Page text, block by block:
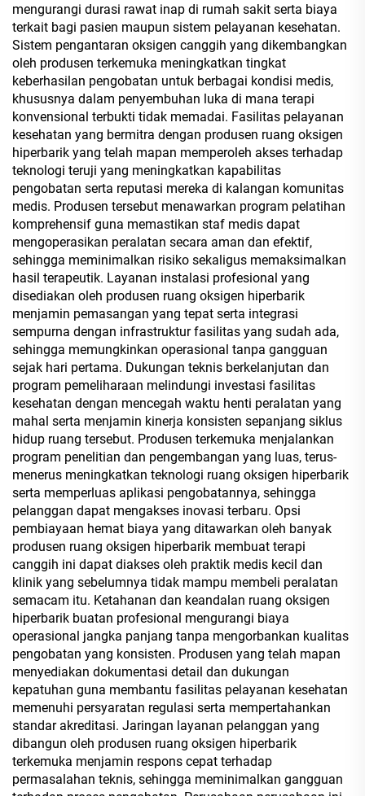
mengurangi durasi rawat inap di rumah sakit serta biaya
terkait bagi pasien maupun sistem pelayanan kesehatan.
Sistem pengantaran oksigen canggih yang dikembangkan
oleh produsen terkemuka meningkatkan tingkat
keberhasilan pengobatan untuk berbagai kondisi medis,
khususnya dalam penyembuhan luka di mana terapi
konvensional terbukti tidak memadai. Fasilitas pelayanan
kesehatan yang bermitra dengan produsen ruang oksigen
hiperbarik yang telah mapan memperoleh akses terhadap
teknologi teruji yang meningkatkan kapabilitas
pengobatan serta reputasi mereka di kalangan komunitas
medis. Produsen tersebut menawarkan program pelatihan
komprehensif guna memastikan staf medis dapat
mengoperasikan peralatan secara aman dan efektif,
sehingga meminimalkan risiko sekaligus memaksimalkan
hasil terapeutik. Layanan instalasi profesional yang
disediakan oleh produsen ruang oksigen hiperbarik
menjamin pemasangan yang tepat serta integrasi
sempurna dengan infrastruktur fasilitas yang sudah ada,
sehingga memungkinkan operasional tanpa gangguan
sejak hari pertama. Dukungan teknis berkelanjutan dan
program pemeliharaan melindungi investasi fasilitas
kesehatan dengan mencegah waktu henti peralatan yang
mahal serta menjamin kinerja konsisten sepanjang siklus
hidup ruang tersebut. Produsen terkemuka menjalankan
program penelitian dan pengembangan yang luas, terus-
menerus meningkatkan teknologi ruang oksigen hiperbarik
serta memperluas aplikasi pengobatannya, sehingga
pelanggan dapat mengakses inovasi terbaru. Opsi
pembiayaan hemat biaya yang ditawarkan oleh banyak
produsen ruang oksigen hiperbarik membuat terapi
canggih ini dapat diakses oleh praktik medis kecil dan
klinik yang sebelumnya tidak mampu membeli peralatan
semacam itu. Ketahanan dan keandalan ruang oksigen
hiperbarik buatan profesional mengurangi biaya
operasional jangka panjang tanpa mengorbankan kualitas
pengobatan yang konsisten. Produsen yang telah mapan
menyediakan dokumentasi detail dan dukungan
kepatuhan guna membantu fasilitas pelayanan kesehatan
memenuhi persyaratan regulasi serta mempertahankan
standar akreditasi. Jaringan layanan pelanggan yang
dibangun oleh produsen ruang oksigen hiperbarik
terkemuka menjamin respons cepat terhadap
permasalahan teknis, sehingga meminimalkan gangguan